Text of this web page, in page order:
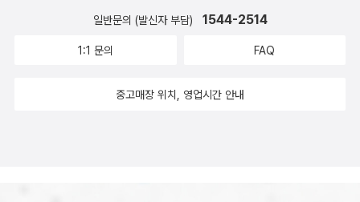
일반문의 (발신자 부담) 1544-2514
1:1 문의 FAQ
중고매장 위치, 영업시간 안내